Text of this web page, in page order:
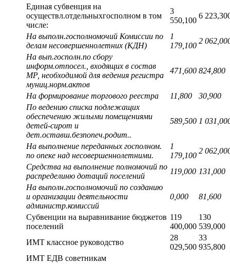
Единая субвенция на
осуществл.отдельныхгосполном в том
числе:
3
550,100
6
На выполн.госполномочий Комиссии по
делам несовершеннолетних (КДН)
1
179,100
2
На вып.госполн.по сбору
информ.отпосел., входящих в состав
МР, необходимой для ведения регистра
муниц.норм.актов
471,600 824,800
На формирование торгового реестра 11,800
30,900
По ведению списка подлежащих
обеспечению жилыми помещениями
детей-сирот и
дет.оставш.безпопеч.родит..
589,500 1
На выполнение переданных госполном.
по опеке над несовершеннолетними.
1
179,100
2
Средства на выполнение полномочий по
распределиню дотаций поселений
119,000 131,000
На выполн.госполномочий по созданию
и организации деятельности
администр.комиссий
0,000 81,600
Субвенции на выравнивание бюджетов
поселений
119
400,000
130
539,000
ИМТ классное руководство
28
029,500
33
935,800
ИМТ ЕДВ советникам